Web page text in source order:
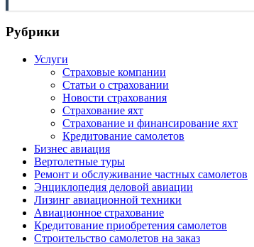
Рубрики
Услуги
Страховые компании
Статьи о страховании
Новости страхования
Страхование яхт
Страхование и финансирование яхт
Кредитование самолетов
Бизнес авиация
Вертолетные туры
Ремонт и обслуживание частных самолетов
Энциклопедия деловой авиации
Лизинг авиационной техники
Авиационное страхование
Кредитование приобретения самолетов
Строительство самолетов на заказ